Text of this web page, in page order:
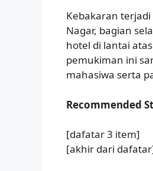
Kebakaran
Nagar, bagian
hotel di lantai
pemukiman ini
mahasiwa serta
Recommended
[dafatar 3 item]
[akhir dari